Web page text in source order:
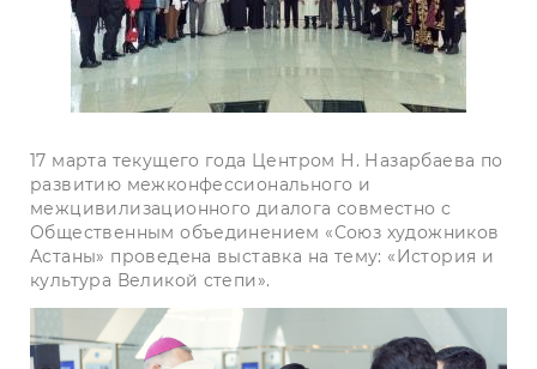
17 марта текущего года Центром Н. Назарбаева по
развитию межконфессионального и
межцивилизационного диалога совместно с
Общественным объединением «Союз художников
Астаны» проведена выставка на тему: «История и
культура Великой степи».